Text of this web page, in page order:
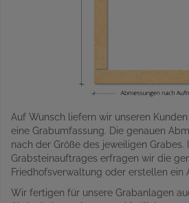
Auf Wunsch liefern wir unseren
eine Grabumfassung. Die genauen
nach der Größe des jeweiligen Grabes.
Grabsteinauftrages erfragen wir die
Friedhofsverwaltung oder erstellen ein
Wir fertigen für unsere Grabanlagen